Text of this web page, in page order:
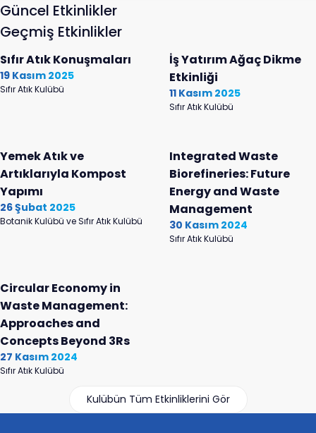
Güncel Etkinlikler
Geçmiş Etkinlikler
Sıfır Atık Konuşmaları
19 Kasım 2025
Sıfır Atık Kulübü
İş Yatırım Ağaç Dikme
Etkinliği
11 Kasım 2025
Sıfır Atık Kulübü
Yemek Atık ve
Artıklarıyla Kompost
Yapımı
26 Şubat 2025
Botanik Kulübü ve Sıfır Atık Kulübü
Integrated Waste
Biorefineries: Future
Energy and Waste
Management
30 Kasım 2024
Sıfır Atık Kulübü
Circular Economy in
Waste Management:
Approaches and
Concepts Beyond 3Rs
27 Kasım 2024
Sıfır Atık Kulübü
Kulübün Tüm Etkinliklerini Gör